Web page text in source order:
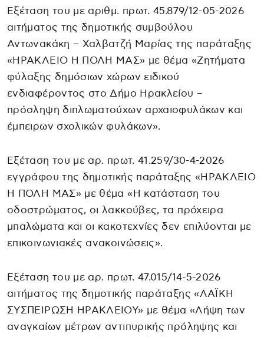
Εξέταση του με αριθμ. πρωτ. 45.879/12-05-2026
αιτήματος της δημοτικής συμβούλου
Αντωνακάκη – Χαλβατζή Μαρίας της παράταξης
«ΗΡΑΚΛΕΙΟ Η ΠΟΛΗ ΜΑΣ» με θέμα «Ζητήματα
φύλαξης δημόσιων χώρων ειδικού
ενδιαφέροντος στο Δήμο Ηρακλείου –
πρόσληψη διπλωματούχων αρχαιοφυλάκων και
έμπειρων σχολικών φυλάκων».
Εξέταση του με αρ. πρωτ. 41.259/30-4-2026
εγγράφου της δημοτικής παράταξης «ΗΡΑΚΛΕΙΟ
Η ΠΟΛΗ ΜΑΣ» με θέμα «Η κατάσταση του
οδοστρώματος, οι λακκούβες, τα πρόχειρα
μπαλώματα και οι κακοτεχνίες δεν επιλύονται με
επικοινωνιακές ανακοινώσεις».
Εξέταση του με αρ. πρωτ. 47.015/14-5-2026
αιτήματος της δημοτικής παράταξης «ΛΑΪΚΗ
ΣΥΣΠΕΙΡΩΣΗ ΗΡΑΚΛΕΙΟΥ» με θέμα «Λήψη των
αναγκαίων μέτρων αντιπυρικής πρόληψης και